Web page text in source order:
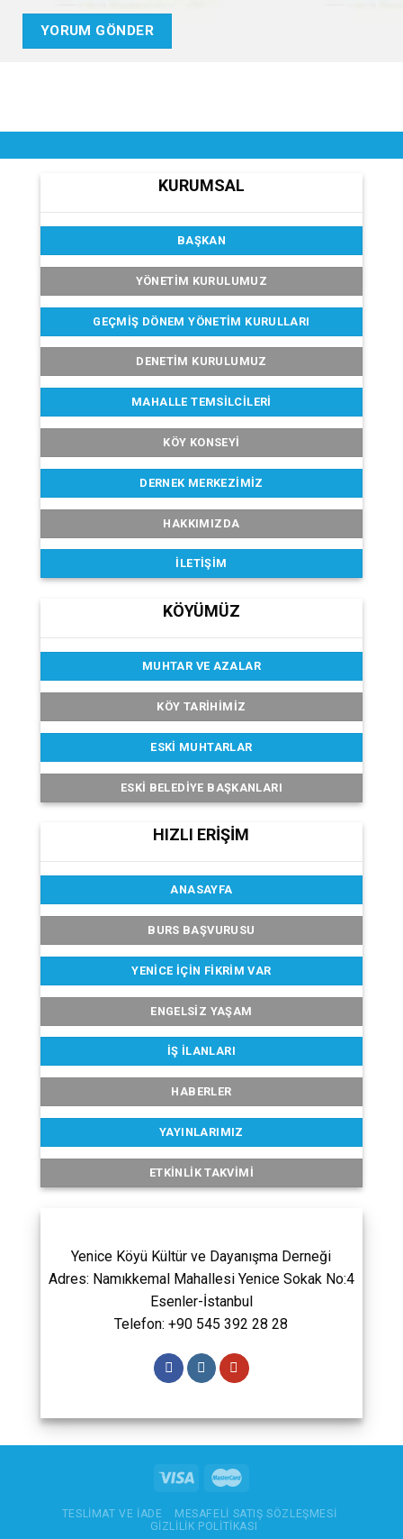
KURUMSAL
BAŞKAN
YÖNETİM KURULUMUZ
GEÇMIŞ DÖNEM YÖNETIM KURULLARI
DENETIM KURULUMUZ
MAHALLE TEMSILCILERI
KÖY KONSEYI
DERNEK MERKEZIMIZ
HAKKIMIZDA
İLETIŞIM
KÖYÜMÜZ
MUHTAR VE AZALAR
KÖY TARIHIMIZ
ESKI MUHTARLAR
ESKI BELEDIYE BAŞKANLARI
HIZLI ERİŞİM
ANASAYFA
BURS BAŞVURUSU
YENICE İÇIN FIKRIM VAR
ENGELSIZ YAŞAM
İŞ İLANLARI
HABERLER
YAYINLARIMIZ
ETKINLIK TAKVIMI
Yenice Köyü Kültür ve Dayanışma Derneği
Adres: Namıkkemal Mahallesi Yenice Sokak No:4
Esenler-İstanbul
Telefon: +90 545 392 28 28
TESLIMAT VE İADE
MESAFELI SATIŞ SÖZLEŞMESI
GIZLILIK POLITIKASI